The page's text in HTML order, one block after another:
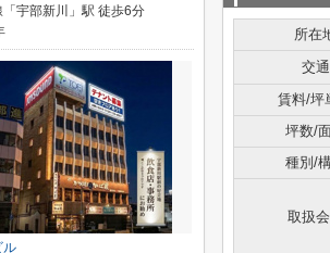
所在
交通
賃料/坪
坪数/
種別/
取扱
「宇部新川」駅 徒歩6分
ル